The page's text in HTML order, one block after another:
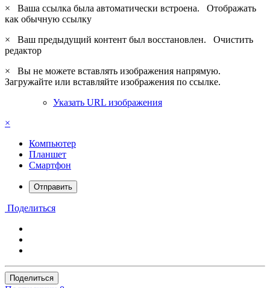
×
Ваша ссылка была автоматически встроена. Отображать
как обычную ссылку
×
Ваш предыдущий контент был восстановлен. Очистить
редактор
×
Вы не можете вставлять изображения напрямую.
Загружайте или вставляйте изображения по ссылке.
Указать URL изображения
×
Компьютер
Планшет
Смартфон
Отправить
Поделиться
Поделиться